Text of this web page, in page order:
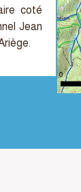
coté
Jean